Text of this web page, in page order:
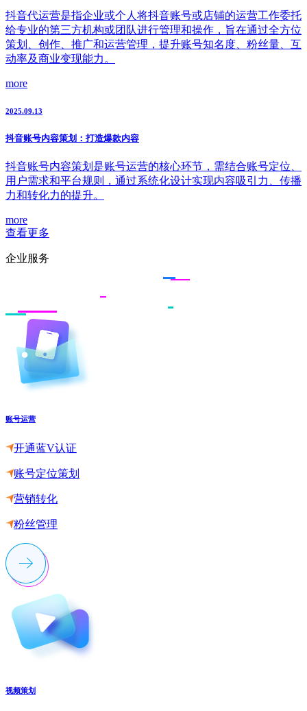
抖音代运营是指企业或个人将抖音账号或店铺的运营工作委托
给专业的第三方机构或团队进行管理和操作，旨在通过全方位
策划、创作、推广和运营管理，提升账号知名度、粉丝量、互
动率及商业变现能力。
more
2025.09.13
抖音账号内容策划：打造爆款内容
抖音账号内容策划是账号运营的核心环节，需结合账号定位、
用户需求和平台规则，通过系统化设计实现内容吸引力、传播
力和转化力的提升。
more
查看更多
企业服务
账号运营
开通蓝V认证
账号定位策划
营销转化
粉丝管理
视频策划